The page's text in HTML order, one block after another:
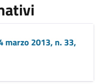
marzo 2013, n. 33,